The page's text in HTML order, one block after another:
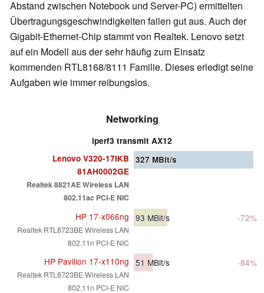
Abstand zwischen Notebook und Server-PC) ermittelten
Übertragungsgeschwindigkeiten fallen gut aus. Auch der
Gigabit-Ethernet-Chip stammt von Realtek. Lenovo setzt
auf ein Modell aus der sehr häufig zum Einsatz
kommenden RTL8168/8111 Familie. Dieses erledigt seine
Aufgaben wie immer reibungslos.
Networking
iperf3 transmit AX12
Lenovo V320-17IKB
81AH0002GE
Realtek 8821AE Wireless LAN
802.11ac PCI-E NIC
327 MBit/s
HP 17-x066ng
Realtek RTL8723BE Wireless LAN
802.11n PCI-E NIC
93 MBit/s -72%
HP Pavilion 17-x110ng
Realtek RTL8723BE Wireless LAN
802.11n PCI-E NIC
51 MBit/s -84%